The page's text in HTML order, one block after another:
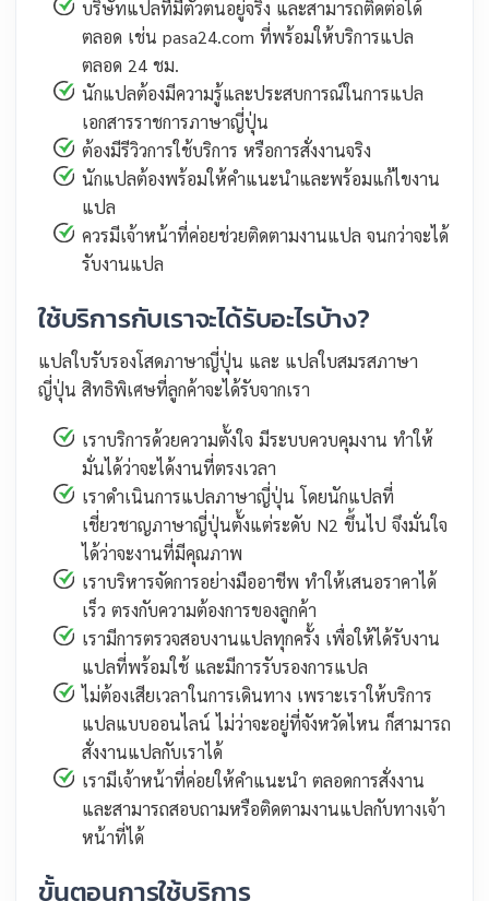
บริษัทแปลที่มีตัวตนอยู่จริง และสามารถติดต่อได้
ตลอด เช่น pasa24.com ที่พร้อมให้บริการแปล
ตลอด 24 ชม.
นักแปลต้องมีความรู้และประสบการณ์ในการแปล
เอกสารราชการภาษาญี่ปุ่น
ต้องมีรีวิวการใช้บริการ หรือการสั่งงานจริง
นักแปลต้องพร้อมให้คำแนะนำและพร้อมแก้ไขงาน
แปล
ควรมีเจ้าหน้าที่ค่อยช่วยติดตามงานแปล จนกว่าจะได้
รับงานแปล
ใช้บริการกับเราจะได้รับอะไรบ้าง?
แปลใบรับรองโสดภาษาญี่ปุ่น และ แปลใบสมรสภาษา
ญี่ปุ่น สิทธิพิเศษที่ลูกค้าจะได้รับจากเรา
เราบริการด้วยความตั้งใจ มีระบบควบคุมงาน ทำให้
มั่นได้ว่าจะได้งานที่ตรงเวลา
เราดำเนินการแปลภาษาญี่ปุ่น โดยนักแปลที่
เชี่ยวชาญภาษาญี่ปุ่นตั้งแต่ระดับ N2 ขึ้นไป จึงมั่นใจ
ได้ว่าจะงานที่มีคุณภาพ
เราบริหารจัดการอย่างมืออาชีพ ทำให้เสนอราคาได้
เร็ว ตรงกับความต้องการของลูกค้า
เรามีการตรวจสอบงานแปลทุกครั้ง เพื่อให้ได้รับงาน
แปลที่พร้อมใช้ และมีการรับรองการแปล
ไม่ต้องเสียเวลาในการเดินทาง เพราะเราให้บริการ
แปลแบบออนไลน์ ไม่ว่าจะอยู่ที่จังหวัดไหน ก็สามารถ
สั่งงานแปลกับเราได้
เรามีเจ้าหน้าที่ค่อยให้คำแนะนำ ตลอดการสั่งงาน
และสามารถสอบถามหรือติดตามงานแปลกับทางเจ้า
หน้าที่ได้
ขั้นตอนการใช้บริการ